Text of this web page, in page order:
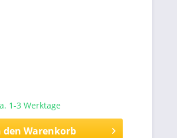
1-3 Werktage
den Warenkorb